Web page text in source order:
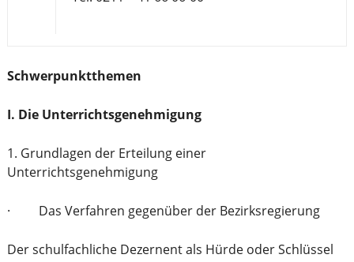
Schwerpunktthemen
I. Die Unterrichtsgenehmigung
1. Grundlagen der Erteilung einer
Unterrichtsgenehmigung
· Das Verfahren gegenüber der Bezirksregierung
Der schulfachliche Dezernent als Hürde oder Schlüssel